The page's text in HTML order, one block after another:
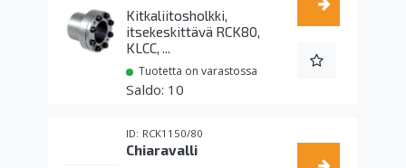
Kitkaliitosholkki,
itsekeskittävä RCK80,
KLCC, ...
Tuotetta on varastossa
10
RCK1150/80
Chiaravalli